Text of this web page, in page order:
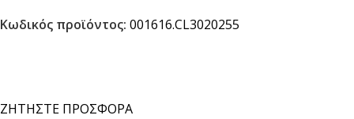
Κωδικός προϊόντος: 001616.CL3020255
ΖΗΤΗΣΤΕ ΠΡΟΣΦΟΡΑ